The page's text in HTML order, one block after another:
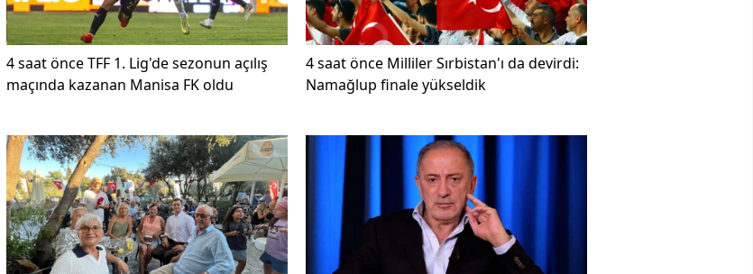
4 saat önceTFF 1. Lig'de sezonun açılış
maçında kazanan Manisa FK oldu
4 saat önce Milliler Sırbistan'ı da devirdi:
Namağlup finale yükseldik